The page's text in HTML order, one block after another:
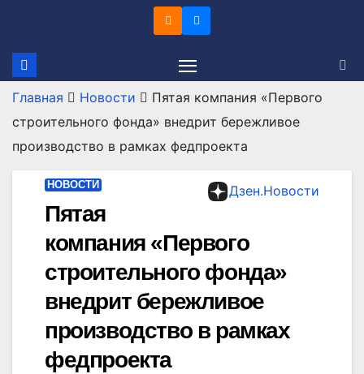
содержимому
Главная Новости
Пятая компания «Первого
строительного фонда» внедрит бережливое
производство в рамках федпроекта
Дзен.Новости
НОВОСТИ
Пятая
компания «Первого
строительного фонда»
внедрит бережливое
производство в рамках
федпроекта